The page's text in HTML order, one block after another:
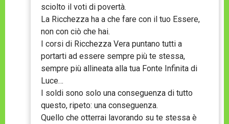
sciolto il voti di povertà.
La Ricchezza ha a che fare con il tuo Essere,
non con ciò che hai.
I corsi di Ricchezza Vera puntano tutti a
portarti ad essere sempre più te stessa,
sempre più allineata alla tua Fonte Infinita di
Luce…
I soldi sono solo una conseguenza di tutto
questo, ripeto: una conseguenza.
Quello che otterrai lavorando su te stessa è